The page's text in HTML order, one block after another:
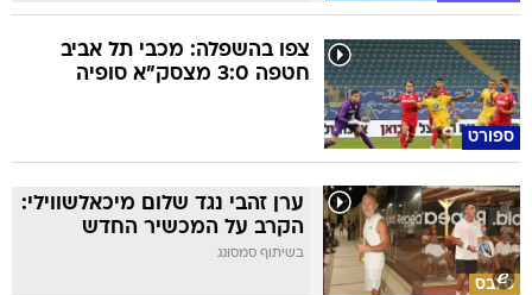
ספורט
צפו בהשפלה: מכבי תל אביב
חטפה 3:0 מצסק"א סופיה
סלבס
ערן זהבי נגד שלום מיכאלשווילי:
הקרב על המכשיר החדש
בשיתוף סמסונג